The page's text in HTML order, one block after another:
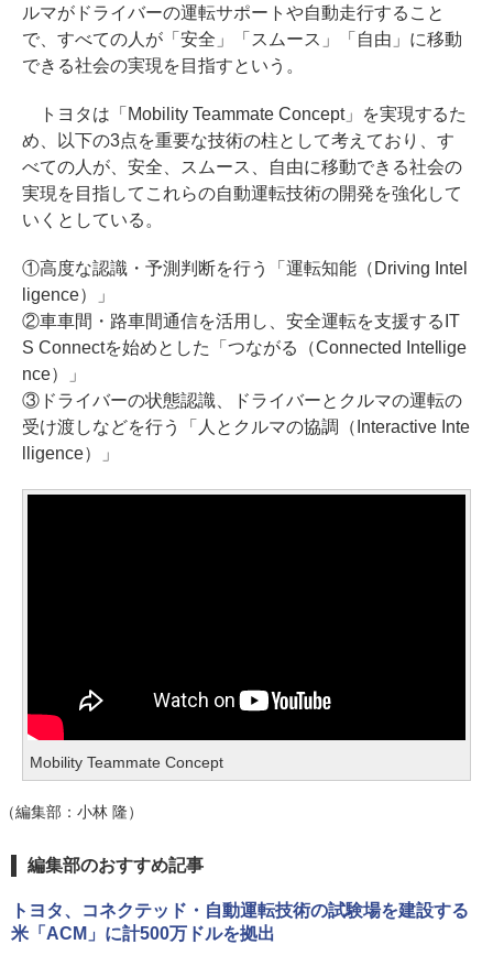
ルマがドライバーの運転サポートや自動走行すること
で、すべての人が「安全」「スムース」「自由」に移動
できる社会の実現を目指すという。
トヨタは「Mobility Teammate Concept」を実現するた
め、以下の3点を重要な技術の柱として考えており、す
べての人が、安全、スムース、自由に移動できる社会の
実現を目指してこれらの自動運転技術の開発を強化して
いくとしている。
①高度な認識・予測判断を行う「運転知能（Driving Intel
ligence）」
②車車間・路車間通信を活用し、安全運転を支援するIT
S Connectを始めとした「つながる（Connected Intellige
nce）」
③ドライバーの状態認識、ドライバーとクルマの運転の
受け渡しなどを行う「人とクルマの協調（Interactive Inte
lligence）」
Mobility Teammate Concept
（編集部：小林 隆）
編集部のおすすめ記事
トヨタ、コネクテッド・自動運転技術の試験場を建設する
米「ACM」に計500万ドルを拠出